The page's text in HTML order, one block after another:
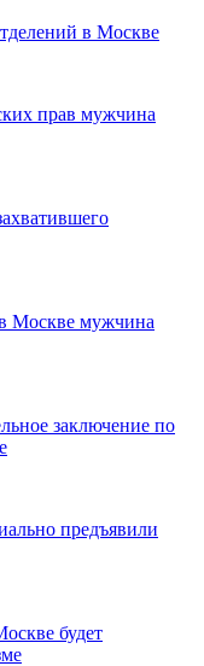
в Москве
прав мужчина
Москве мужчина
заключение по
предъявили
будет